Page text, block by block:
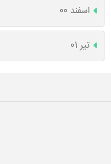
اسفند 00
تیر 01